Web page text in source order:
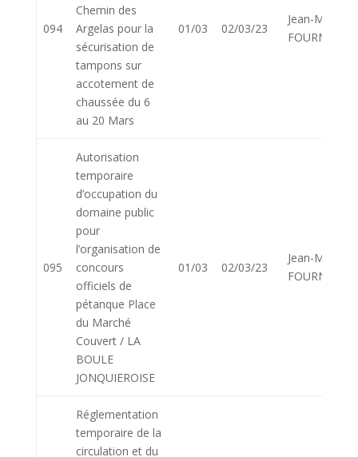
094
Chemin des
Argelas pour la
sécurisation de
tampons sur
accotement de
chaussée du 6
au 20 Mars
01/03 02/03/23
Jean-Marie
FOURNIER
095
Autorisation
temporaire
d’occupation du
domaine public
pour
l’organisation de
concours
officiels de
pétanque Place
du Marché
Couvert / LA
BOULE
JONQUIEROISE
01/03 02/03/23
Jean-Marie
FOURNIER
Réglementation
temporaire de la
circulation et du